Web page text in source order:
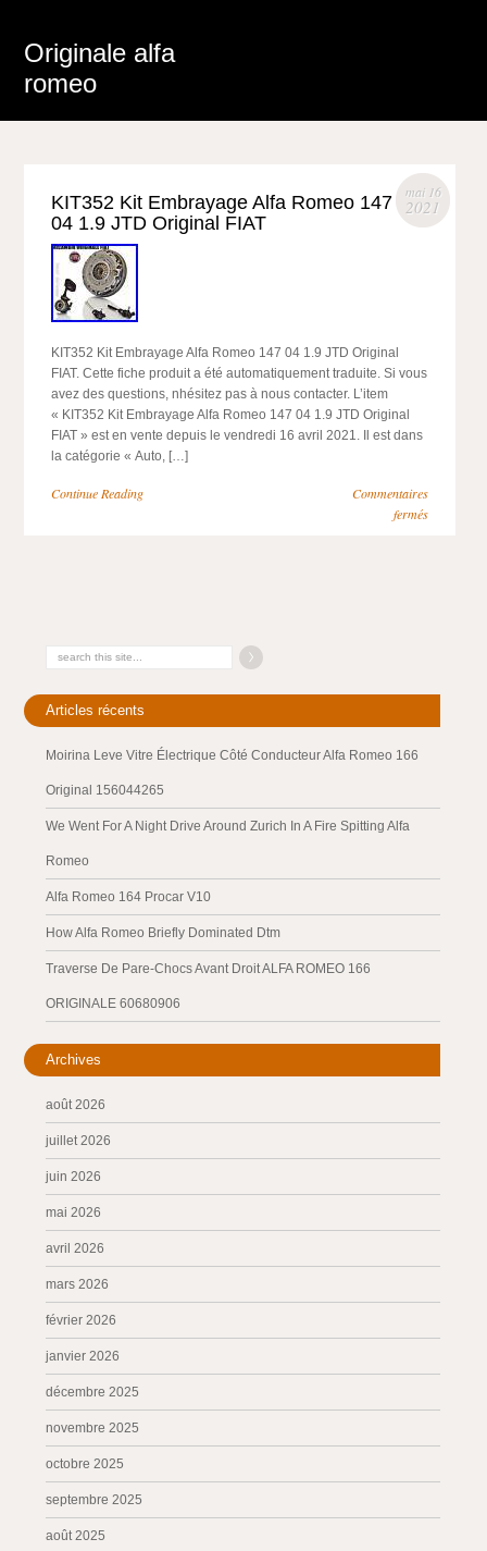
Originale alfa
romeo
mai 16
2021
KIT352 Kit Embrayage Alfa Romeo 147
04 1.9 JTD Original FIAT
KIT352 Kit Embrayage Alfa Romeo 147 04 1.9 JTD Original
FIAT. Cette fiche produit a été automatiquement traduite. Si vous
avez des questions, nhésitez pas à nous contacter. L’item
« KIT352 Kit Embrayage Alfa Romeo 147 04 1.9 JTD Original
FIAT » est en vente depuis le vendredi 16 avril 2021. Il est dans
la catégorie « Auto, […]
Continue Reading
Commentaires
fermés
Articles récents
Moirina Leve Vitre Électrique Côté Conducteur Alfa Romeo 166
Original 156044265
We Went For A Night Drive Around Zurich In A Fire Spitting Alfa
Romeo
Alfa Romeo 164 Procar V10
How Alfa Romeo Briefly Dominated Dtm
Traverse De Pare-Chocs Avant Droit ALFA ROMEO 166
ORIGINALE 60680906
Archives
août 2026
juillet 2026
juin 2026
mai 2026
avril 2026
mars 2026
février 2026
janvier 2026
décembre 2025
novembre 2025
octobre 2025
septembre 2025
août 2025